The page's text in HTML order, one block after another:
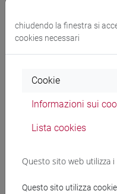
giugno 2026
Modalità di
autogestite
Come funziona?
chiudendo la finestra si
cookies necessari
Cookie
Informazioni sui
Lista cookies
Questo sito web utilizza i
Questo sito utilizza